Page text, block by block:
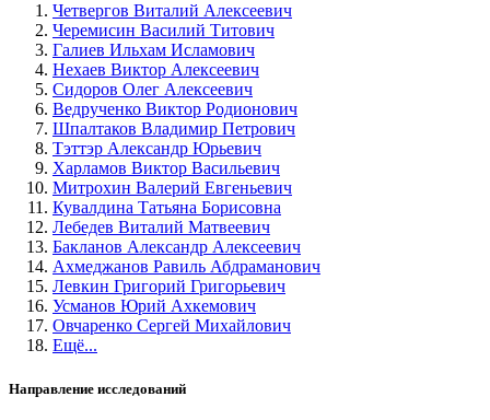
Четвергов Виталий Алексеевич
Черемисин Василий Титович
Галиев Ильхам Исламович
Нехаев Виктор Алексеевич
Сидоров Олег Алексеевич
Ведрученко Виктор Родионович
Шпалтаков Владимир Петрович
Тэттэр Александр Юрьевич
Харламов Виктор Васильевич
Митрохин Валерий Евгеньевич
Кувалдина Татьяна Борисовна
Лебедев Виталий Матвеевич
Бакланов Александр Алексеевич
Ахмеджанов Равиль Абдраманович
Левкин Григорий Григорьевич
Усманов Юрий Ахкемович
Овчаренко Сергей Михайлович
Ещё...
Направление исследований